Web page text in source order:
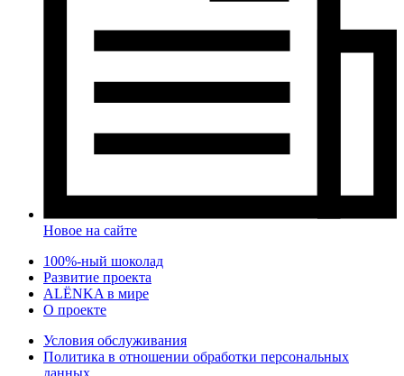
Новое на сайте
100%-ный шоколад
Развитие проекта
ALЁNKA в мире
О проекте
Условия обслуживания
Политика в отношении обработки персональных
данных